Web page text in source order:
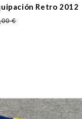
Retro 2012
€